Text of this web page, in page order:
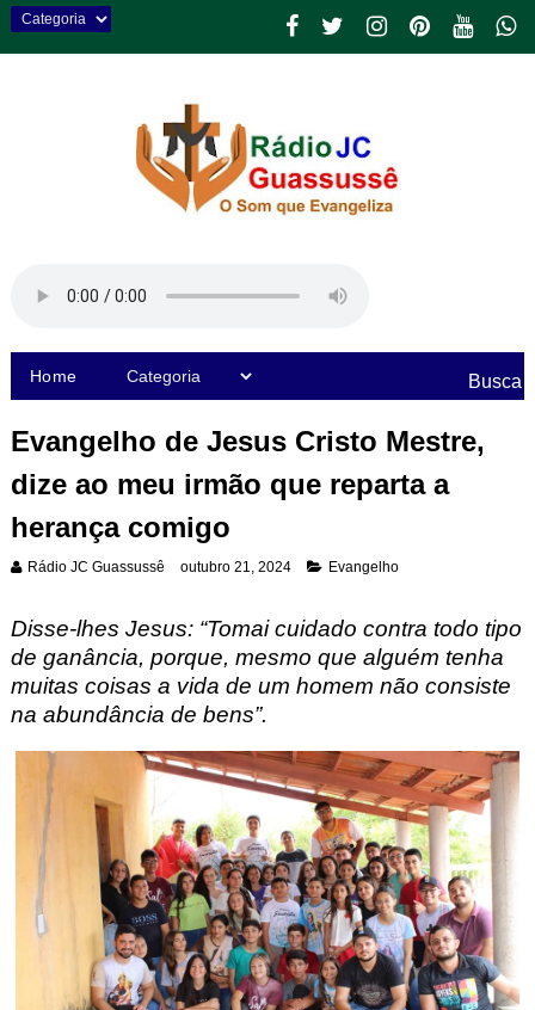
Home Busca
Evangelho de Jesus Cristo Mestre,
dize ao meu irmão que reparta a
herança comigo
Rádio JC Guassussê outubro 21, 2024 Evangelho
Disse-lhes Jesus: “Tomai cuidado contra todo tipo
de ganância, porque, mesmo que alguém tenha
muitas coisas a vida de um homem não consiste
na abundância de bens”.